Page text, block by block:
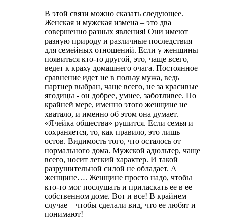
В этой связи можно сказать следующее.
Женская и мужская измена – это два
совершенно разных явления! Они имеют
разную природу и различные последствия
для семейных отношений. Если у женщины
появиться кто-то другой, это, чаще всего,
ведет к краху домашнего очага. Постоянное
сравнение идет не в пользу мужа, ведь
партнер выбран, чаще всего, не за красивые
ягодицы - он добрее, умнее, заботливее. По
крайней мере, именно этого женщине не
хватало, и именно об этом она думает.
«Ячейка общества» рушится. Если семья и
сохраняется, то, как правило, это лишь
остов. Видимость того, что осталось от
нормального дома. Мужской адюльтер, чаще
всего, носит легкий характер. И такой
разрушительной силой не обладает. А
женщине…. Женщине просто надо, чтобы
кто-то мог послушать и приласкать ее в ее
собственном доме. Вот и все! В крайнем
случае – чтобы сделали вид, что ее любят и
понимают!